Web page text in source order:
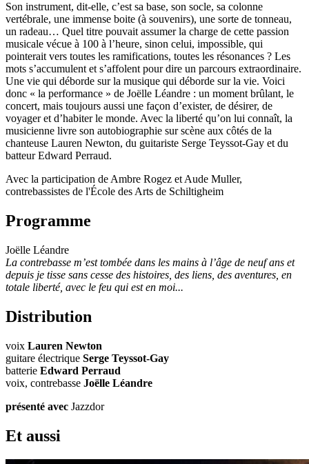
Son instrument, dit-elle, c’est sa base, son socle, sa colonne
vertébrale, une immense boite (à souvenirs), une sorte de tonneau,
un radeau… Quel titre pouvait assumer la charge de cette passion
musicale vécue à 100 à l’heure, sinon celui, impossible, qui
pointerait vers toutes les ramifications, toutes les résonances ? Les
mots s’accumulent et s’affolent pour dire un parcours extraordinaire.
Une vie qui déborde sur la musique qui déborde sur la vie. Voici
donc « la performance » de Joëlle Léandre : un moment brûlant, le
concert, mais toujours aussi une façon d’exister, de désirer, de
voyager et d’habiter le monde. Avec la liberté qu’on lui connaît, la
musicienne livre son autobiographie sur scène aux côtés de la
chanteuse Lauren Newton, du guitariste Serge Teyssot-Gay et du
batteur Edward Perraud.
Avec la participation de Ambre Rogez et Aude Muller,
contrebassistes de l'École des Arts de Schiltigheim
Programme
Joëlle Léandre
La contrebasse m’est tombée dans les mains à l’âge de neuf ans et
depuis je tisse sans cesse des histoires, des liens, des aventures, en
totale liberté, avec le feu qui est en moi...
Distribution
voix Lauren Newton
guitare électrique Serge Teyssot-Gay
batterie Edward Perraud
voix, contrebasse Joëlle Léandre
présenté avec Jazzdor
Et aussi